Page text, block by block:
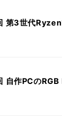
第3世代
作PCのRGB